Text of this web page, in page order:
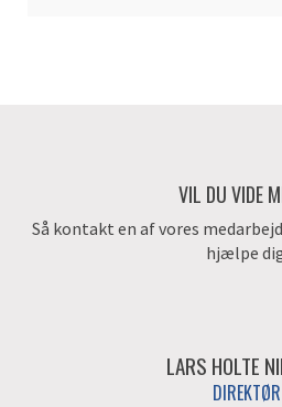
VIL DU VIDE
Så kontakt en af vores
hjælpe
LARS HOLTE
DIREKTØR